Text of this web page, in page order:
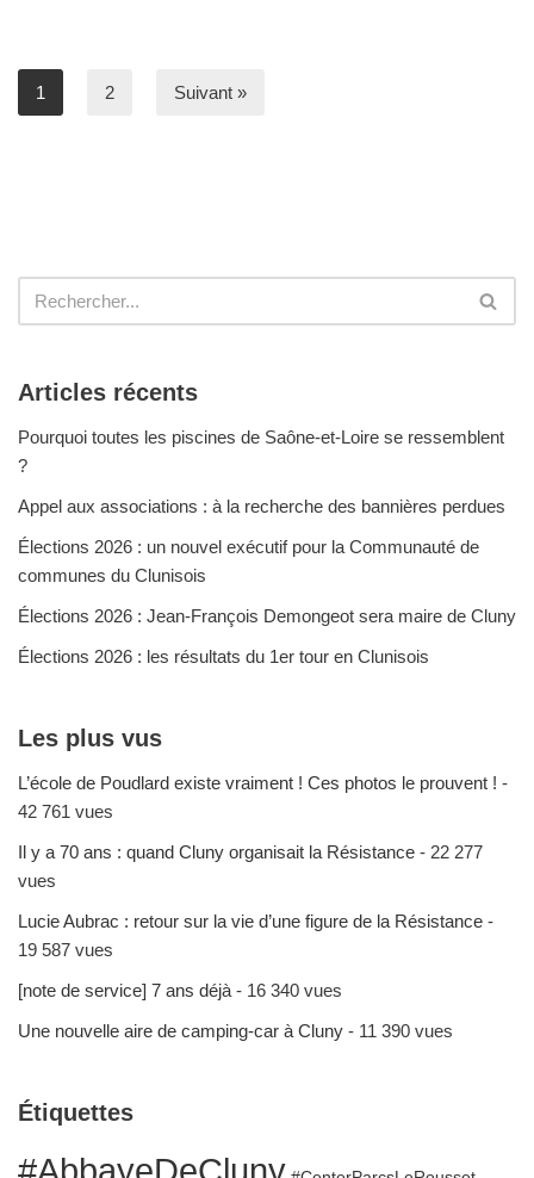
1 2 Suivant »
Articles récents
Pourquoi toutes les piscines de Saône-et-Loire se ressemblent
?
Appel aux associations : à la recherche des bannières perdues
Élections 2026 : un nouvel exécutif pour la Communauté de
communes du Clunisois
Élections 2026 : Jean-François Demongeot sera maire de Cluny
Élections 2026 : les résultats du 1er tour en Clunisois
Les plus vus
L’école de Poudlard existe vraiment ! Ces photos le prouvent ! -
42 761 vues
Il y a 70 ans : quand Cluny organisait la Résistance - 22 277
vues
Lucie Aubrac : retour sur la vie d’une figure de la Résistance -
19 587 vues
[note de service] 7 ans déjà - 16 340 vues
Une nouvelle aire de camping-car à Cluny - 11 390 vues
Étiquettes